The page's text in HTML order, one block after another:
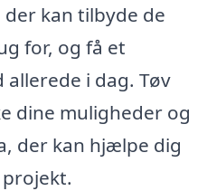
kan tilbyde de
for, og få et
i dag. Tøv
dine muligheder og
der kan hjælpe dig